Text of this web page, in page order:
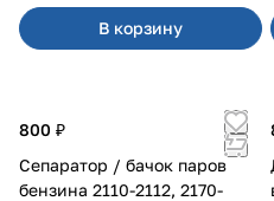
В корзину
800 ₽
Сепаратор / бачок паров
бензина 2110-2112, 2170-